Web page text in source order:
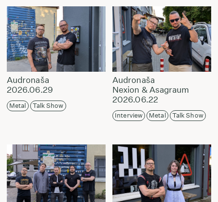
Audronaša
2026.06.29
Metal Talk Show
Audronaša
Nexion & Asagraum
2026.06.22
Interview Metal Talk Show